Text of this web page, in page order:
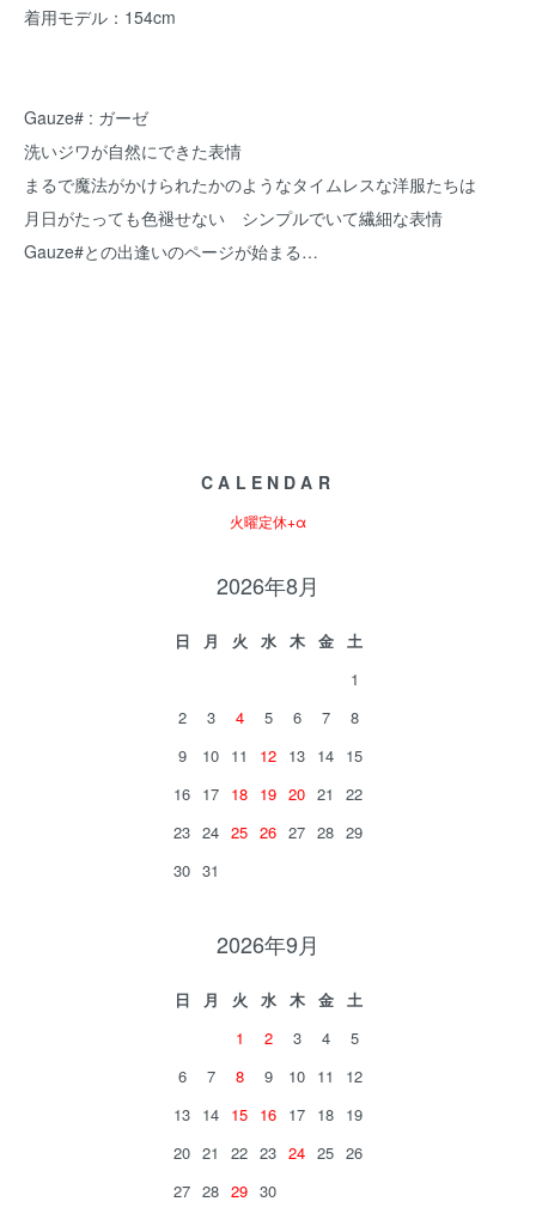
着用モデル：154cm
Gauze# : ガーゼ
洗いジワが自然にできた表情
まるで魔法がかけられたかのようなタイムレスな洋服たちは
月日がたっても色褪せない シンプルでいて繊細な表情
Gauze#との出逢いのページが始まる…
CALENDAR
火曜定休+α
2026年8月
日 月 火 水 木 金
土
1
2
3 4 5 6 7
8
9
10 11 12 13 14 15
16 17 18 19 20 21
22
23 24 25 26 27 28 29
30 31
2026年9月
日 月 火 水 木 金
土
1
2 3 4
5
6
7 8 9 10 11
12
13 14 15 16 17 18 19
20 21 22 23 24 25 26
27 28 29 30